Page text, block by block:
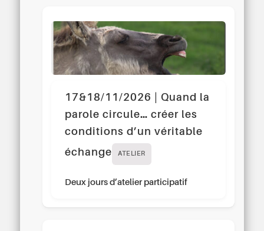
17&18/11/2026 | Quand la
parole circule… créer les
conditions d’un véritable
échange
ATELIER
Deux jours d’atelier participatif